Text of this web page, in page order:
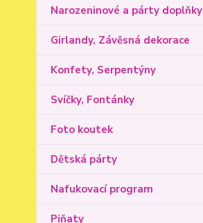
Narozeninové a párty doplňky
Girlandy, Závěsná dekorace
Konfety, Serpentýny
Svíčky, Fontánky
Foto koutek
Dětská párty
Nafukovací program
Piňaty